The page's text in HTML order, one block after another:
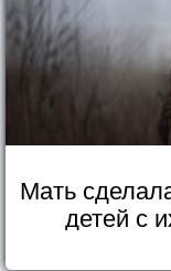
Мать
детей с